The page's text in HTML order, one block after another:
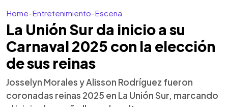
Home-Entretenimiento-Escena
La Unión Sur da inicio a su
Carnaval 2025 con la elección
de sus reinas
Josselyn Morales y Alisson Rodríguez fueron
coronadas reinas 2025 en La Unión Sur, marcando